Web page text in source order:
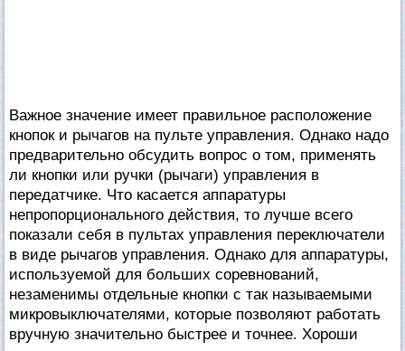
Важное значение имеет правильное расположение
кнопок и рычагов на пульте управления. Однако надо
предварительно обсудить вопрос о том, применять
ли кнопки или ручки (рычаги) управления в
передатчике. Что касается аппаратуры
непропорционального действия, то лучше всего
показали себя в пультах управления переключатели
в виде рычагов управления. Однако для аппаратуры,
используемой для больших соревнований,
незаменимы отдельные кнопки с так называемыми
микровыключателями, которые позволяют работать
вручную значительно быстрее и точнее. Хороши